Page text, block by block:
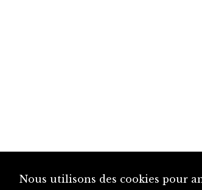
Nous utilisons des cookies pour